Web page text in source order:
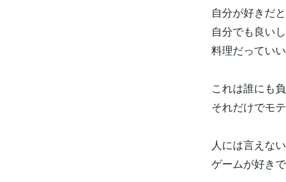
自分が好きだ
自分でも良い
料理だってい
これは誰にも
それだけでモ
人には言えな
ゲームが好きで